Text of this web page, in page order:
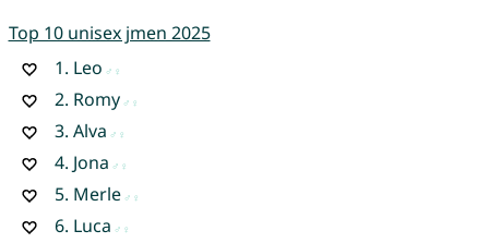
Top 10 unisex jmen 2025
1. Leo
2. Romy
3. Alva
4. Jona
5. Merle
6. Luca